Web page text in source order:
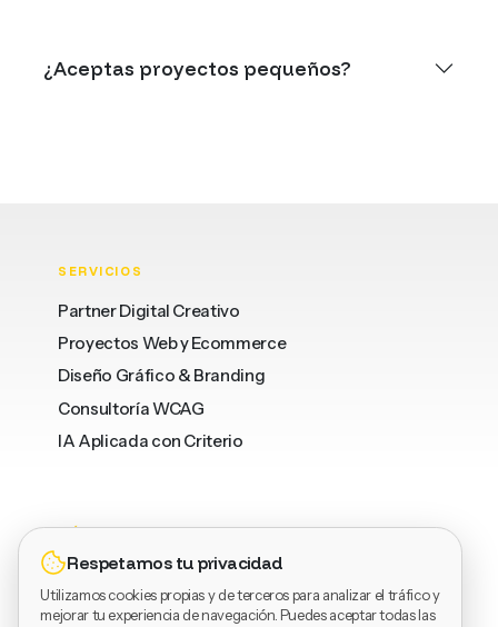
¿Aceptas proyectos pequeños?
SERVICIOS
Partner Digital Creativo
Proyectos Web y Ecommerce
Diseño Gráfico & Branding
Consultoría WCAG
IA Aplicada con Criterio
DÓNDE
Barcelona
Valencia
LEGAL
Privacidad
Términos
SOCIAL
Dribbble
Respetamos tu privacidad
Utilizamos cookies propias y de terceros para analizar el tráfico y
mejorar tu experiencia de navegación. Puedes aceptar todas las